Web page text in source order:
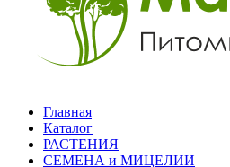
Главная
Каталог
РАСТЕНИЯ
СЕМЕНА и МИЦЕЛИИ